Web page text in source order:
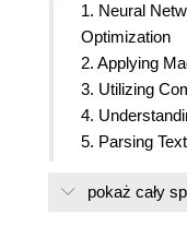
1. Neural
Optimization
2. Applying
3. Utilizing
4.
5. Parsing
6. Using
pokaż cały